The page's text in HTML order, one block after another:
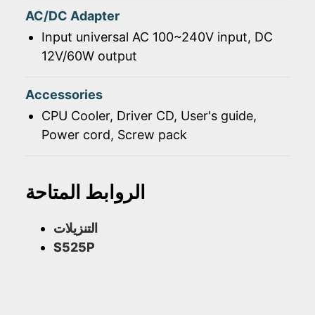
AC/DC Adapter
Input universal AC 100~240V input, DC
12V/60W output
Accessories
CPU Cooler, Driver CD, User's guide,
Power cord, Screw pack
الروابط المتاحة
التنزيلات
S525P